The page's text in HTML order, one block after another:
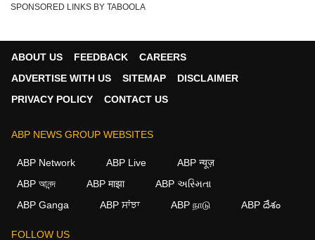
SPONSORED LINKS BY TABOOLA
ABOUT US FEEDBACK
CAREERS
ADVERTISE WITH US
SITEMAP
DISCLAIMER
PRIVACY POLICY
CONTACT US
ABP NEWS GROUP WEBSITES
ABP Network ABP Live
ABP न्यूज़
ABP আনন্দ
ABP माझा
ABP અસ્મિતા
ABP Ganga
ABP ਸਾਂਝਾ ABP நாடு ABP దేశం
FOLLOW US